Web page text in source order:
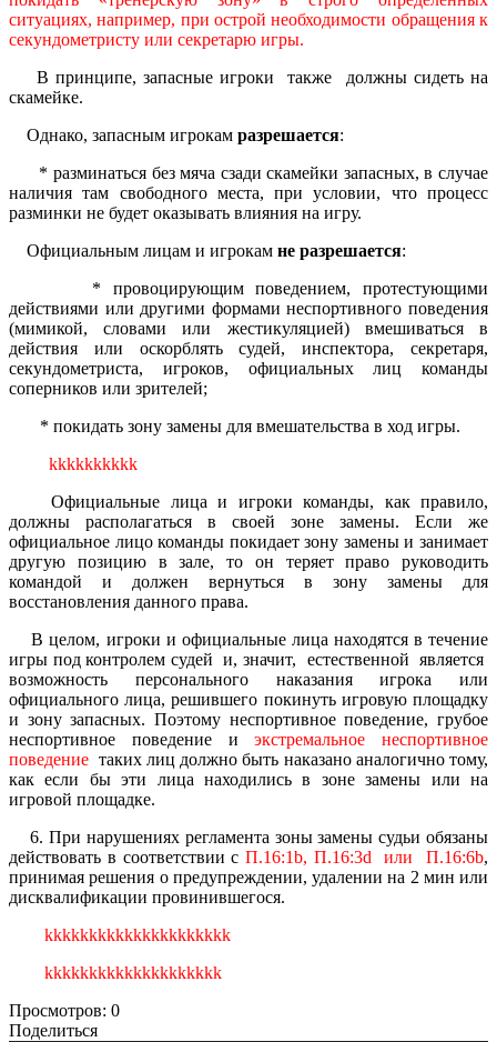
ситуациях, например, при острой необходимости обращения к
секундометристу или секретарю игры.
В принципе, запасные игроки также должны сидеть на
скамейке.
Однако, запасным игрокам разрешается:
* разминаться без мяча сзади скамейки запасных, в случае
наличия там свободного места, при условии, что процесс
разминки не будет оказывать влияния на игру.
Официальным лицам и игрокам не разрешается:
* провоцирующим поведением, протестующими
действиями или другими формами неспортивного поведения
(мимикой, словами или жестикуляцией) вмешиваться в
действия или оскорблять судей, инспектора, секретаря,
секундометриста, игроков, официальных лиц команды
соперников или зрителей;
* покидать зону замены для вмешательства в ход игры.
kkkkkkkkkk
Официальные лица и игроки команды, как правило,
должны располагаться в своей зоне замены. Если же
официальное лицо команды покидает зону замены и занимает
другую позицию в зале, то он теряет право руководить
командой и должен вернуться в зону замены для
восстановления данного права.
В целом, игроки и официальные лица находятся в течение
игры под контролем судей и, значит, естественной является
возможность персонального наказания игрока или
официального лица, решившего покинуть игровую площадку
и зону запасных. Поэтому неспортивное поведение, грубое
неспортивное поведение иэкстремальное неспортивное
поведение таких лиц должно быть наказано аналогично тому,
как если бы эти лица находились в зоне замены или на
игровой площадке.
6. При нарушениях регламента зоны замены судьи обязаны
действовать в соответствии сП.16:1b, П.16:3d или П.16:6b,
принимая решения о предупреждении, удалении на 2 мин или
дисквалификации провинившегося.
kkkkkkkkkkkkkkkkkkkkk
kkkkkkkkkkkkkkkkkkkk
Просмотров: 0
Поделиться